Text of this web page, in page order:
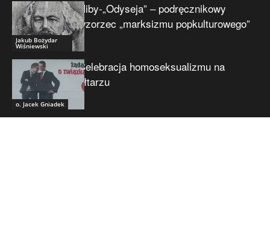
Jakub Bożydar
Wiśniewski
Niby-„Odyseja” – podręcznikowy
wzorzec „marksizmu popkulturowego”
o. Jacek Gniadek
Celebracja homoseksualizmu na
ołtarzu